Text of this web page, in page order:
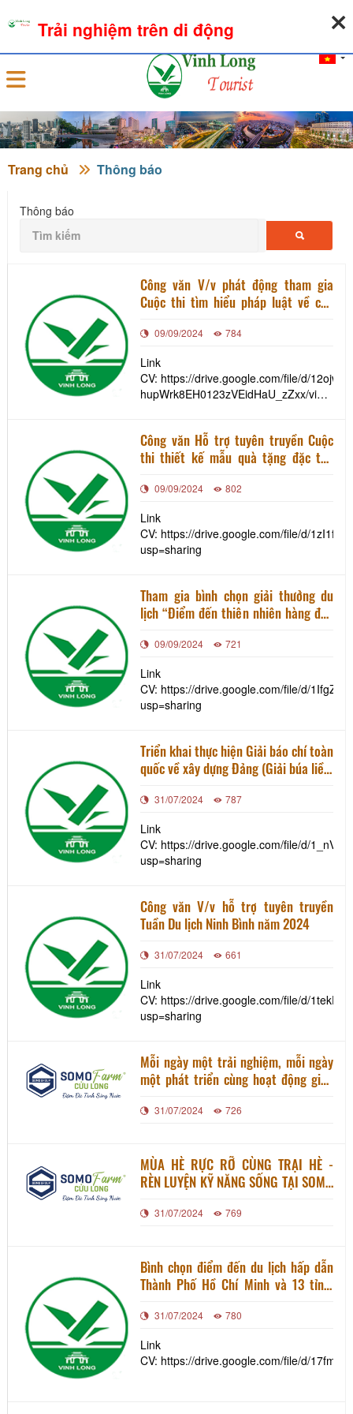
Đăng nhập
Trang chủ Thông báo
Thông báo
Công văn V/v phát động tham gia
Cuộc thi tìm hiểu pháp luật về căn
của Việt Nam
09/09/2024 784
Link
CV: https://drive.google.com/file/d/12ojw3-
hupWrk8EH0123zVEidHaU_zZxx/view?
Công văn Hỗ trợ tuyên truyền Cuộc
thi thiết kế mẫu quà tặng đặc thù
giá trị văn hóa, lịch sử của các di tích
trong khu di sản.
09/09/2024 802
Link
CV: https://drive.google.com/file/d/
usp=sharing
Tham gia bình chọn giải thưởng du
lịch “Điểm đến thiên nhiên hàng đầu
Khu vực hàng đầu Châu Á năm 2024”
đối với Khu du lịch Quốc gia Mộc
Châu
09/09/2024 721
Link
CV: https://drive.google.com/file/d/
usp=sharing
Triển khai thực hiện Giải báo chí toàn
quốc về xây dựng Đảng (Giải búa liềm
bàn tỉnh Vĩnh Long
31/07/2024 787
Link
CV: https://drive.google.com/file/d/
usp=sharing
Công văn V/v hỗ trợ tuyên truyền
Tuần Du lịch Ninh Bình năm 2024
31/07/2024 661
Link
CV: https://drive.google.com/file/d/
usp=sharing
Mỗi ngày một trải nghiệm, mỗi ngày
một phát triển cùng hoạt động giao
31/07/2024 726
MÙA HÈ RỰC RỠ CÙNG TRẠI HÈ -
RÈN LUYỆN KỸ NĂNG SỐNG TẠI SOMO
31/07/2024 769
Bình chọn điểm đến du lịch hấp dẫn
Thành Phố Hồ Chí Minh và 13 tỉnh,
202431/07/2024 780
Link
CV: https://drive.google.com/file/d/
Trải nghiệm trên di động